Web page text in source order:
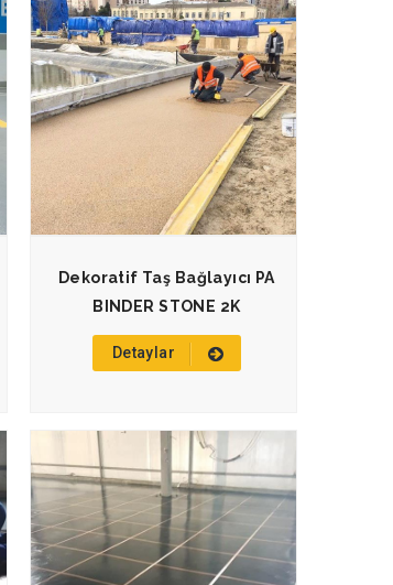
Dekoratif Taş Bağlayıcı PA
BINDER STONE 2K
Detaylar